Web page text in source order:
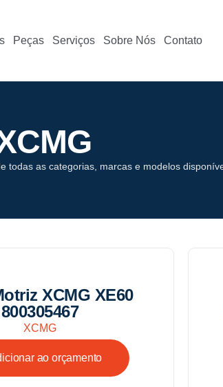
Peças Serviços Sobre Nós Contato
todas as categorias, marcas e modelos
XCMG XE60
800305467
XCMG
ao orçamento